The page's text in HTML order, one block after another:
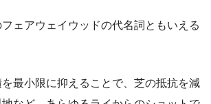
ェアウェイウッドの代名詞ともいえる
最小限に抑えることで、芝の抵抗を減